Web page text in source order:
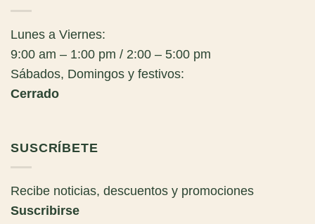
Lunes a Viernes:
9:00 am – 1:00 pm / 2:00 – 5:00 pm
Sábados, Domingos y festivos:
Cerrado
SUSCRÍBETE
Recibe noticias, descuentos y promociones
Suscribirse